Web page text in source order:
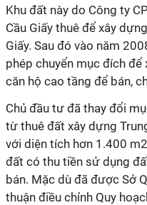
Khu đất này do Công ty
Cầu Giấy thuê để xây
Giấy. Sau đó vào năm
phép chuyển mục đích
căn hộ cao tầng để bán,
Chủ đầu tư đã thay đổi
từ thuê đất xây dựng
với diện tích hơn 1.400
đất có thu tiền sử dụng
bán. Mặc dù đã được Sở
thuận điều chỉnh Quy